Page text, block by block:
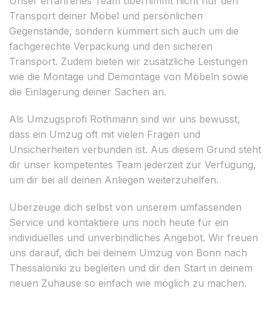
Transport deiner Möbel und persönlichen
Gegenstände, sondern kümmert sich auch um die
fachgerechte Verpackung und den sicheren
Transport. Zudem bieten wir zusätzliche Leistungen
wie die Montage und Demontage von Möbeln sowie
die Einlagerung deiner Sachen an.
Als Umzugsprofi Rothmann sind wir uns bewusst,
dass ein Umzug oft mit vielen Fragen und
Unsicherheiten verbunden ist. Aus diesem Grund steht
dir unser kompetentes Team jederzeit zur Verfügung,
um dir bei all deinen Anliegen weiterzuhelfen.
Überzeuge dich selbst von unserem umfassenden
Service und kontaktiere uns noch heute für ein
individuelles und unverbindliches Angebot. Wir freuen
uns darauf, dich bei deinem Umzug von Bonn nach
Thessaloniki zu begleiten und dir den Start in deinem
neuen Zuhause so einfach wie möglich zu machen.